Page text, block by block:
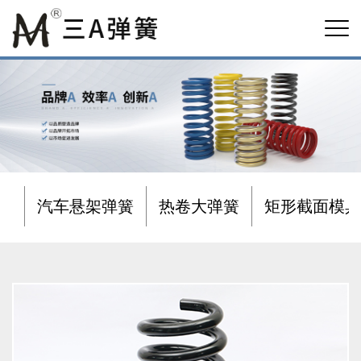
汽车悬架弹簧 热卷大弹簧 矩形截面模